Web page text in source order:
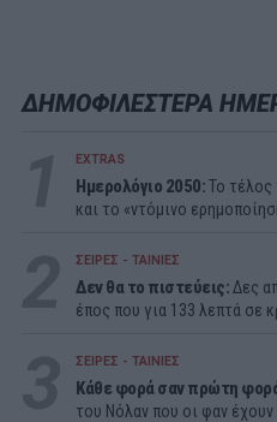
ΔΗΜΟΦΙΛΕΣΤΕΡΑ
EXTRAS
Ημερολόγιο 2050:To τέλος
και το «ντόμινο
ΣΕΙΡΕΣ - ΤΑΙΝΙΕΣ
Δεν θα το πιστεύεις:Δες
έπος που για 133 λεπτά σε
ΣΕΙΡΕΣ - ΤΑΙΝΙΕΣ
Κάθε φορά σαν πρώτη
του Νόλαν που οι φαν